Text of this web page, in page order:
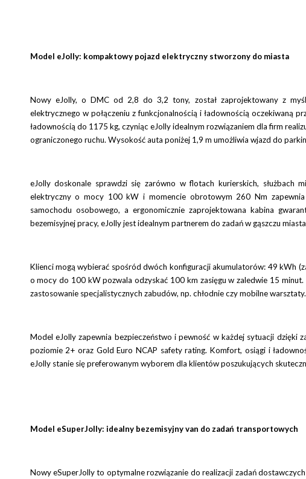
Model eJolly: kompaktowy pojazd elektryczny stworzony do miasta
Nowy eJolly, o DMC od 2,8 do 3,2 tony, został zaprojektowany z
elektrycznego w połączeniu z funkcjonalnością i ładownością oczekiwaną
ładownością do 1175 kg, czyniąc eJolly idealnym rozwiązaniem dla firm
ograniczonego ruchu. Wysokość auta poniżej 1,9 m umożliwia wjazd do
eJolly doskonale sprawdzi się zarówno w flotach kurierskich, służbach
elektryczny o mocy 100 kW i momencie obrotowym 260 Nm
samochodu osobowego, a ergonomicznie zaprojektowana kabina
bezemisyjnej pracy, eJolly jest idealnym partnerem do zadań w gąszczu
Klienci mogą wybierać spośród dwóch konfiguracji akumulatorów: 49 kWh
o mocy do 100 kW pozwala odzyskać 100 km zasięgu w zaledwie 15
zastosowanie specjalistycznych zabudów, np. chłodnie czy mobilne warsztaty.
Model eJolly zapewnia bezpieczeństwo i pewność w każdej sytuacji dzięki
poziomie 2+ oraz Gold Euro NCAP safety rating. Komfort, osiągi i
eJolly stanie się preferowanym wyborem dla klientów poszukujących
Model eSuperJolly: idealny bezemisyjny van do zadań transportowych
Nowy eSuperJolly to optymalne rozwiązanie do realizacji zadań